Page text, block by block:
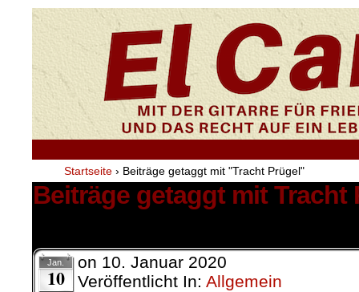
Startseite › Beiträge getaggt mit "Tracht Prügel"
Beiträge getaggt mit Tracht
Jan.
10
on 10. Januar 2020
Veröffentlicht In: Allgemein